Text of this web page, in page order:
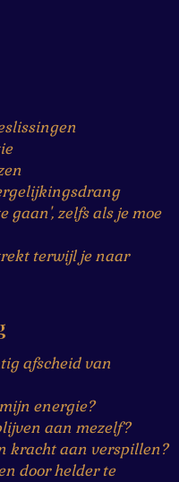
zelfs als je moe
terwijl je naar
afscheid van
energie?
aan mezelf?
kracht aan verspillen?
door helder te